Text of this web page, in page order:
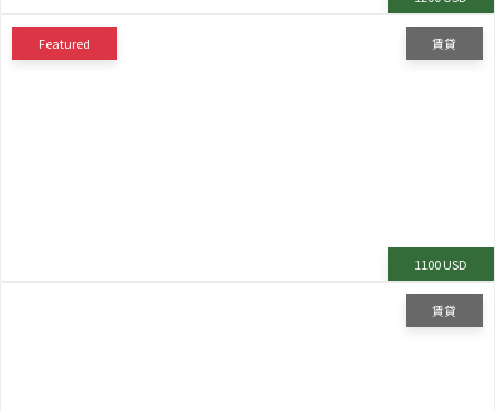
賃貸
1100 USD
Featured
賃貸